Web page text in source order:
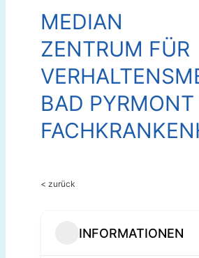
MEDIAN
ZENTRUM FÜR
BAD PYRMONT
< zurück
INFORMATIONEN